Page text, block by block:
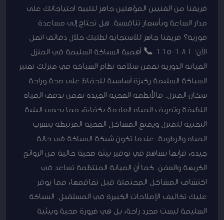
فريقنا من الفنيين المؤهلين جاهز لتلبية احتياجاتك على
مدار الساعة وبأسعار تنافسية. هل تحتاج إلى مساعدة
فورية؟ فريقنا جاهز للاستجابة لطلبك خلال دقائق اتصل
الآن: 66506081 📞 أهمية السباكة السليمة في المنزل
الصيانة الدورية تضمن سلامة نظام السباكة في منزلك تعتبر
السباكة السليمة ركيزة أساسية للحفاظ على صحة وراحة
سكان المنزل. فالأنظمة الصحية الجيدة تضمن تدفق المياه
النظيفة وتصريف المياه العادمة بكفاءة، مما يحمي البنية
التحتية للمنزل ويمنع المشاكل الصحية المرتبطة بتسرب
المياه والرطوبة. عندما تكون شبكة السباكة في حالة
جيدة، فإنها تساهم في توفير بيئة صحية خالية من الروائح
الكريهة والعفن. كما أن الصيانة المنتظمة تساعد في
اكتشاف المشاكل المحتملة قبل تفاقمها، مما يوفر
عليك تكاليف الإصلاحات الكبيرة في المستقبل. السباكة
السليمة ليست مجرد راحة، بل هي ضرورة صحية وبيئية